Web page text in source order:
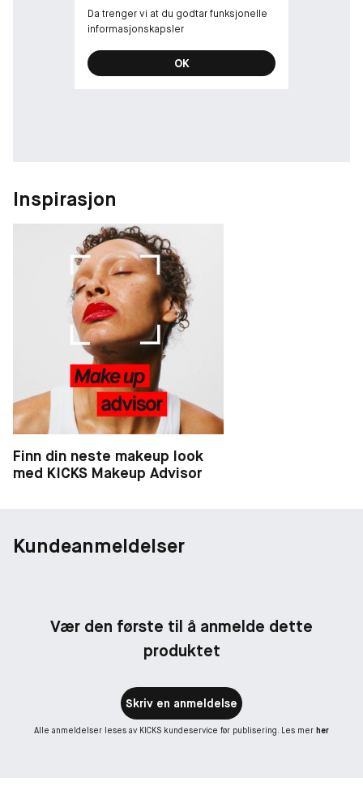
Da trenger vi at du godtar funksjonelle
informasjonskapsler
OK
Inspirasjon
Finn din neste makeup look
med KICKS Makeup Advisor
Kundeanmeldelser
Vær den første til å anmelde dette
produktet
Skriv en anmeldelse
Alle anmeldelser leses av KICKS kundeservice før publisering. Les mer her